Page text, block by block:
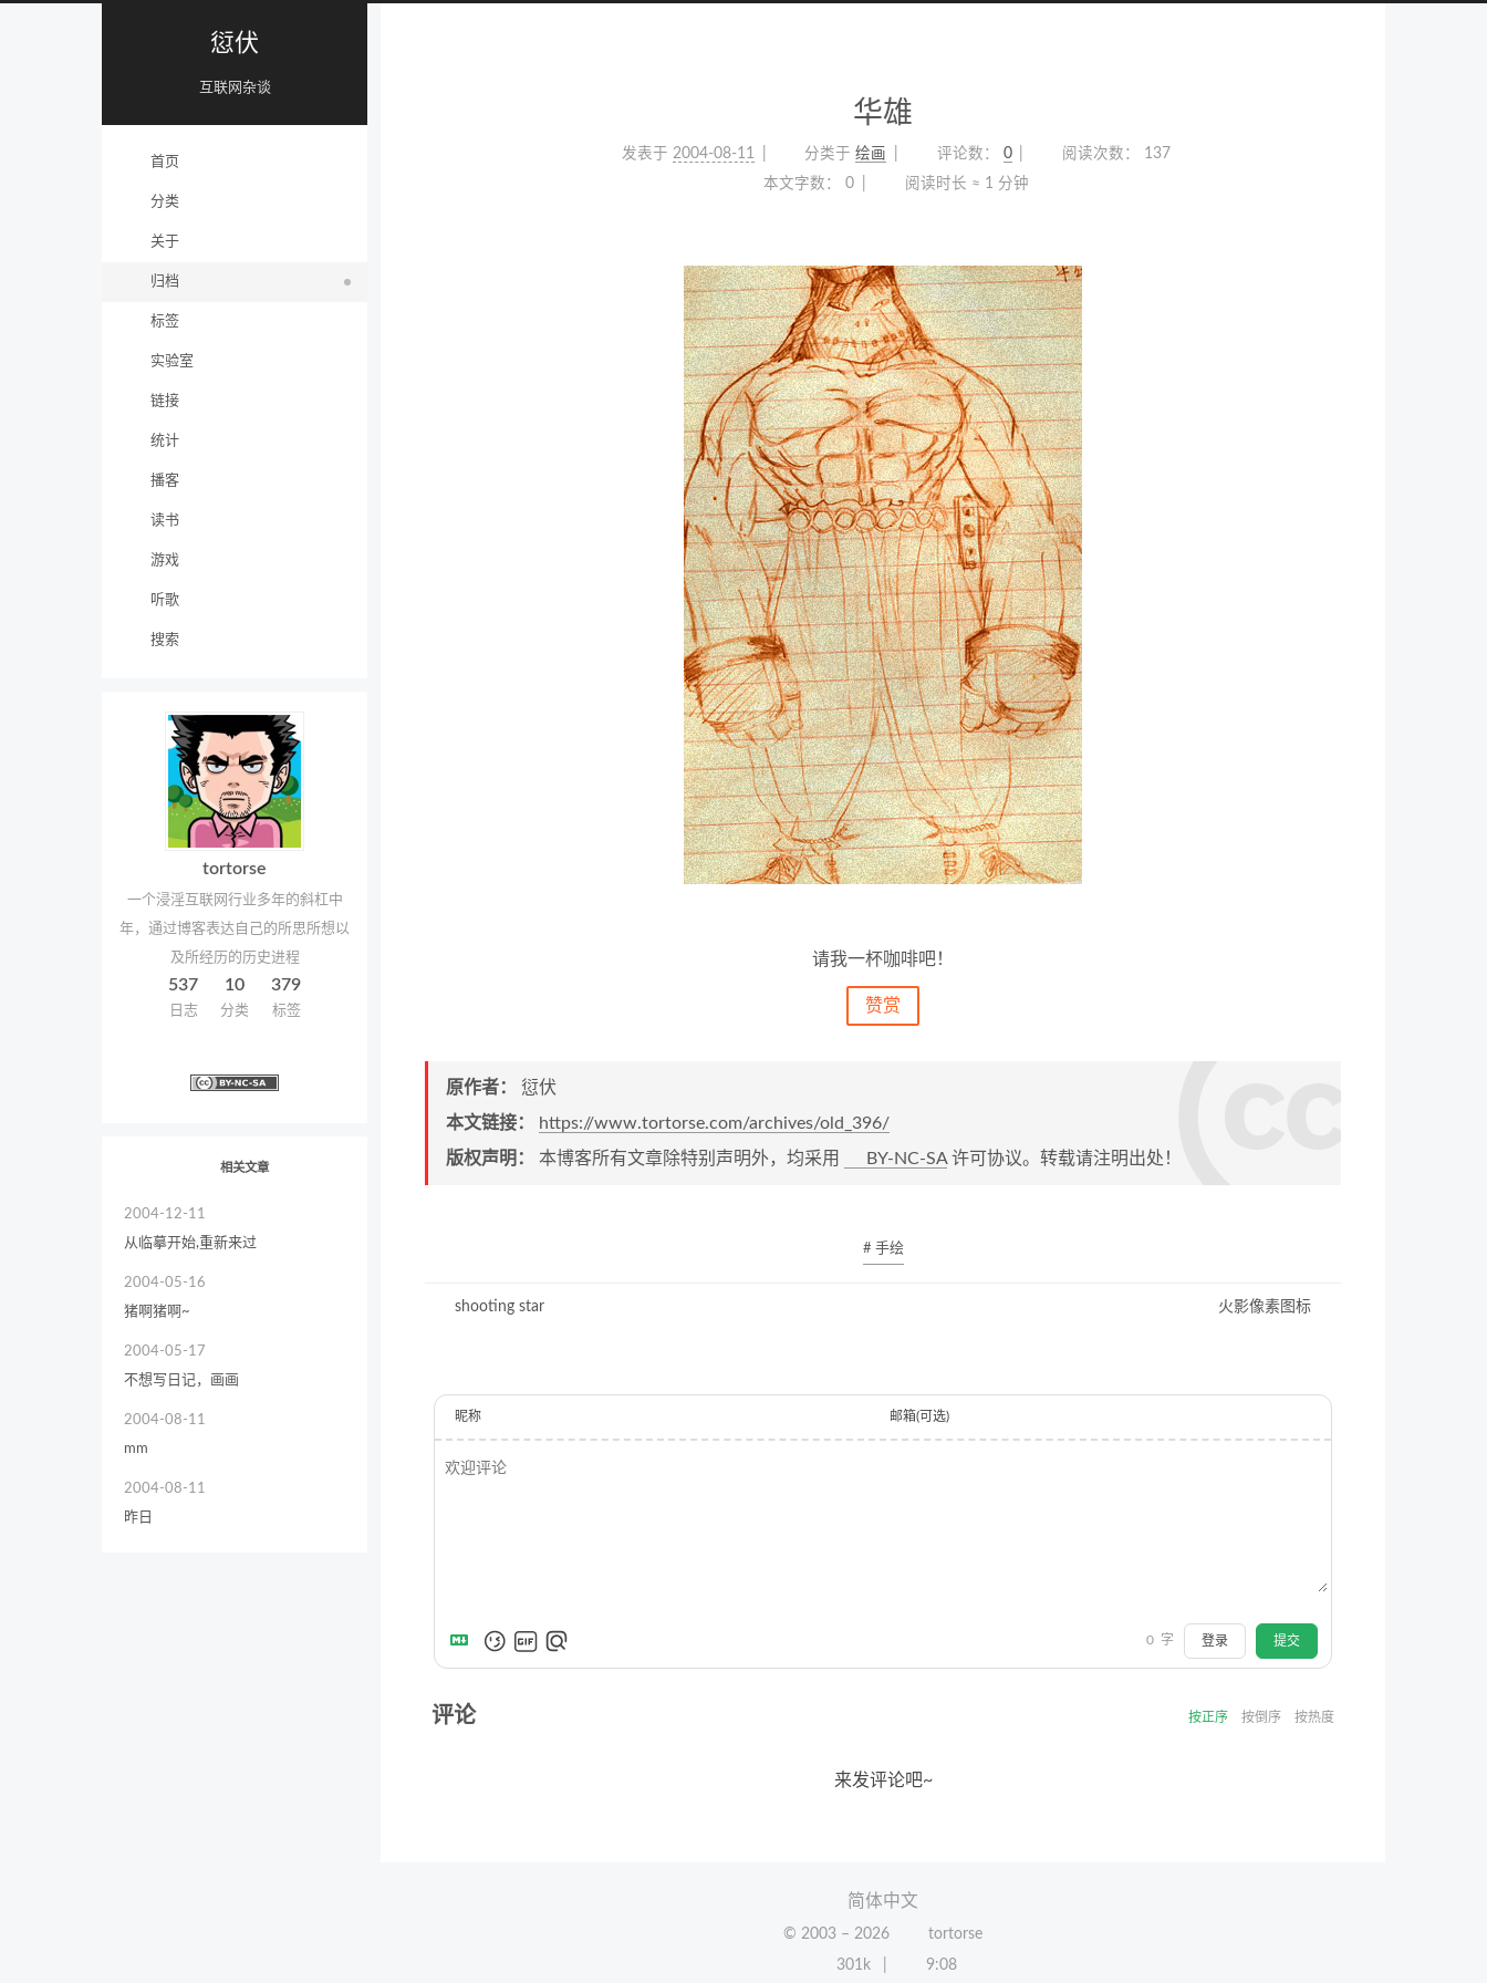
愆伏
互联网杂谈
首页
分类
关于
归档
标签
实验室
链接
统计
播客
读书
游戏
听歌
搜索
tortorse
一个浸淫互联网行业多年的斜杠中
年，通过博客表达自己的所思所想以
及所经历的历史进程
537
日志
10
分类
379
标签
相关文章
2004-12-11
从临摹开始,重新来过
2004-05-16
猪啊猪啊~
2004-05-17
不想写日记，画画
2004-08-11
mm
2004-08-11
昨日
华雄
发表于 2004-08-11 分类于 绘画 评论数： 0 阅读次数：
137
本文字数：
0 阅读时长 ≈ 1 分钟
请我一杯咖啡吧！
赞赏
原作者： 愆伏
本文链接：
https://www.tortorse.com/archives/old_396/
版权声明： 本博客所有文章除特别声明外，均采用 BY-NC-SA许可协议。转载请注明出处！
# 手绘
shooting star 火影像素图标
昵称 邮箱(可选)
0 字 登录 提交
评论 按正序 按倒序 按热度
来发评论吧~
简体中文
© 2003 – 2026
tortorse
301k
9:08